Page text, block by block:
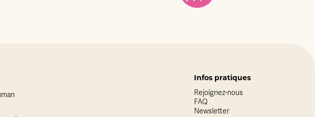
Infos pratiques
Rejoignez-nous
FAQ
Newsletter